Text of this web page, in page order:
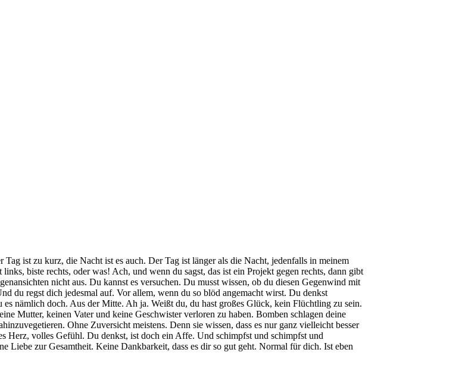
ist zu kurz, die Nacht ist es auch. Der Tag ist länger als die Nacht, jedenfalls in meinem
biste rechts, oder was! Ach, und wenn du sagst, das ist ein Projekt gegen rechts, dann gibt
nicht aus. Du kannst es versuchen. Du musst wissen, ob du diesen Gegenwind mit
du regst dich jedesmal auf. Vor allem, wenn du so blöd angemacht wirst. Du denkst
nämlich doch. Aus der Mitte. Ah ja. Weißt du, du hast großes Glück, kein Flüchtling zu sein.
Mutter, keinen Vater und keine Geschwister verloren zu haben. Bomben schlagen deine
Ohne Zuversicht meistens. Denn sie wissen, dass es nur ganz vielleicht besser
Herz, volles Gefühl. Du denkst, ist doch ein Affe. Und schimpfst und schimpfst und
Liebe zur Gesamtheit. Keine Dankbarkeit, dass es dir so gut geht. Normal für dich. Ist eben